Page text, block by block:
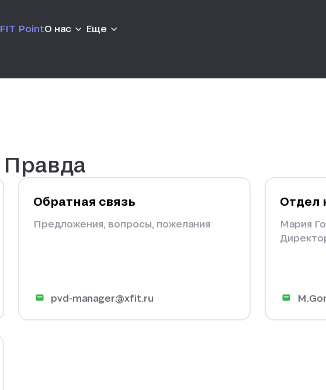
PointО нас Еще
Правда
Обратная связь
Предложения, вопросы, пожелания
pvd-manager@xfit.ru
Отдел
Мария